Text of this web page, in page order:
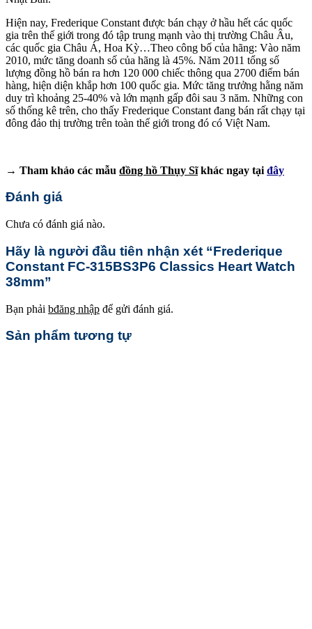
Hiện nay, Frederique Constant được bán chạy ở hầu hết các quốc
gia trên thế giới trong đó tập trung mạnh vào thị trường Châu Âu,
các quốc gia Châu Á, Hoa Kỳ…Theo công bố của hãng: Vào năm
2010, mức tăng doanh số của hãng là 45%. Năm 2011 tổng số
lượng đồng hồ bán ra hơn 120 000 chiếc thông qua 2700 điểm bán
hàng, hiện diện khắp hơn 100 quốc gia. Mức tăng trưởng hằng năm
duy trì khoảng 25-40% và lớn mạnh gấp đôi sau 3 năm. Những con
số thống kê trên, cho thấy Frederique Constant đang bán rất chạy tại
đông đảo thị trường trên toàn thế giới trong đó có Việt Nam.
→ Tham khảo các mẫu đồng hồ Thụy Sĩkhác ngay tại đây
Đánh giá
Chưa có đánh giá nào.
Hãy là người đầu tiên nhận xét “Frederique
Constant FC-315BS3P6 Classics Heart Watch
38mm”
Bạn phải bđăng nhập để gửi đánh giá.
Sản phẩm tương tự